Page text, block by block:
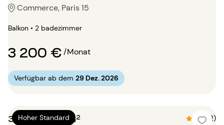
Commerce, Paris 15
Balkon • 2 badezimmer
3 200 €/Monat
Verfügbar ab dem 29 Dez. 2026
Hoher Standard
3 Zimmer 119m² 4.5 (2)